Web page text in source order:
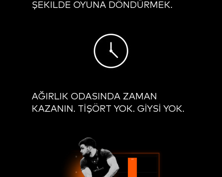
ŞEKILDE OYUNA DÖNDÜRMEK.
AĞIRLIK ODASINDA ZAMAN
KAZANIN. TİŞÖRT YOK. GİYSİ YOK.